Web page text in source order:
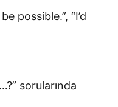
possible.”, “I’d
sorularında